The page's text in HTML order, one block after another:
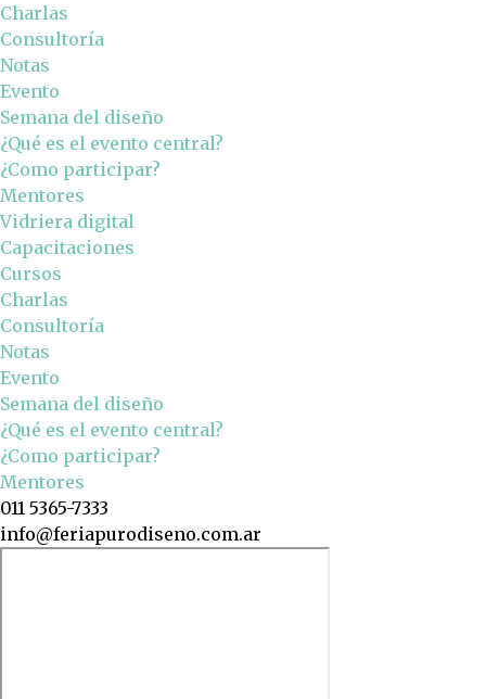
Charlas
Consultoría
Notas
Evento
Semana del diseño
¿Qué es el evento central?
¿Como participar?
Mentores
Vidriera digital
Capacitaciones
Cursos
Charlas
Consultoría
Notas
Evento
Semana del diseño
¿Qué es el evento central?
¿Como participar?
Mentores
011 5365-7333
info@feriapurodiseno.com.ar